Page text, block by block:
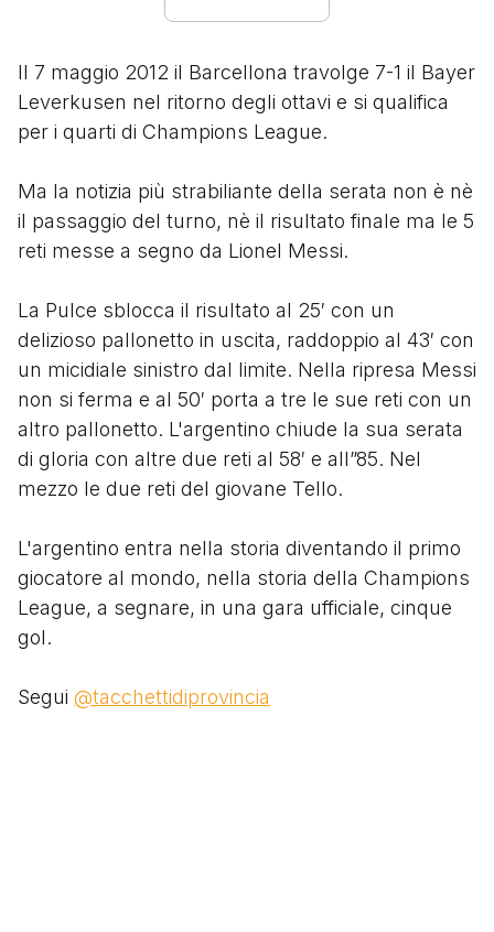
Il 7 maggio 2012 il Barcellona travolge 7-1 il Bayer
Leverkusen nel ritorno degli ottavi e si qualifica
per i quarti di Champions League.
Ma la notizia più strabiliante della serata non è nè
il passaggio del turno, nè il risultato finale ma le 5
reti messe a segno da Lionel Messi.
La Pulce sblocca il risultato al 25′ con un
delizioso pallonetto in uscita, raddoppio al 43′ con
un micidiale sinistro dal limite. Nella ripresa Messi
non si ferma e al 50′ porta a tre le sue reti con un
altro pallonetto. L'argentino chiude la sua serata
di gloria con altre due reti al 58′ e all”85. Nel
mezzo le due reti del giovane Tello.
L'argentino entra nella storia diventando il primo
giocatore al mondo, nella storia della Champions
League, a segnare, in una gara ufficiale, cinque
gol.
Segui @tacchettidiprovincia